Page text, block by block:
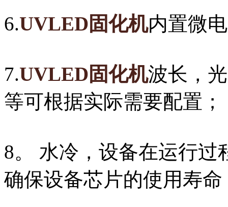
6.UVLED固化机内置微
7.UVLED固化机波长，
等可根据实际需要配置；
8。 水冷，设备在运行
确保设备芯片的使用寿